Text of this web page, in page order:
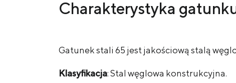
Charakterystyka
Gatunek stali 65 jest jakościową stalą
Klasyfikacja: Stal węglowa konstrukcyjna.